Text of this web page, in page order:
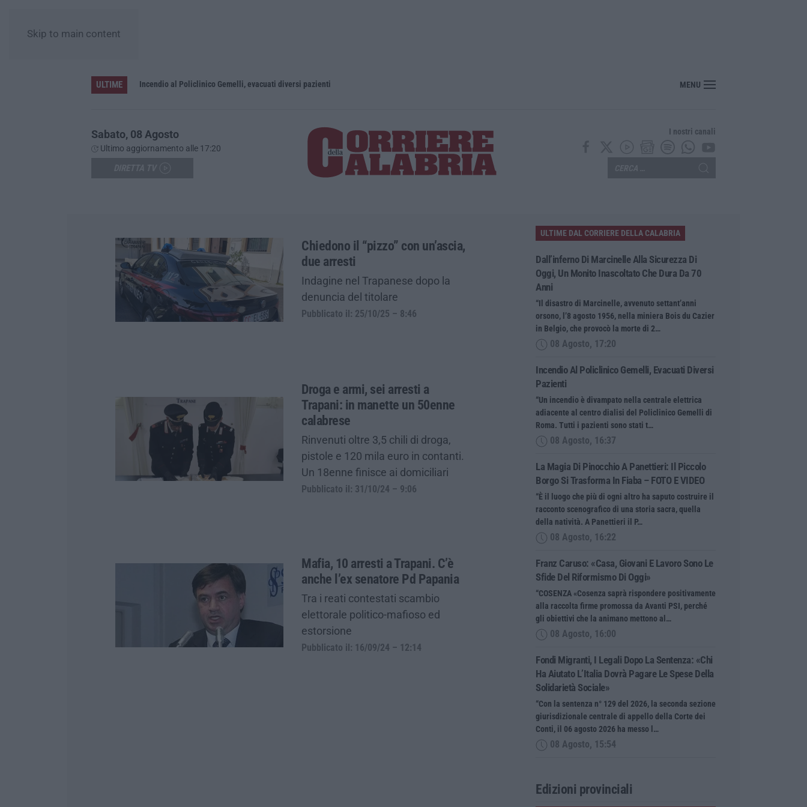
Skip to main content
ULTIME Incendio al Policlinico Gemelli, evacuati diversi pazienti La magia di Pinocchio a Panettieri: il piccolo borgo si trasforma in fiaba – FOTO E VIDEO
MENU
Sabato, 08 Agosto
Ultimo aggiornamento alle 17:20
I nostri canali
Chiedono il “pizzo” con un’ascia,
due arresti
Indagine nel Trapanese dopo la
denuncia del titolare
Pubblicato il: 25/10/25 – 8:46
Droga e armi, sei arresti a
Trapani: in manette un 50enne
calabrese
Rinvenuti oltre 3,5 chili di droga,
pistole e 120 mila euro in contanti.
Un 18enne finisce ai domiciliari
Pubblicato il: 31/10/24 – 9:06
Mafia, 10 arresti a Trapani. C’è
anche l’ex senatore Pd Papania
Tra i reati contestati scambio
elettorale politico-mafioso ed
estorsione
Pubblicato il: 16/09/24 – 12:14
ULTIME DAL CORRIERE DELLA CALABRIA
Dall’inferno Di Marcinelle Alla Sicurezza Di
Oggi, Un Monito Inascoltato Che Dura Da 70
Anni
“Il disastro di Marcinelle, avvenuto settant’anni
orsono, l’8 agosto 1956, nella miniera Bois du Cazier
in Belgio, che provocò la morte di 2…
08 Agosto, 17:20
Incendio Al Policlinico Gemelli, Evacuati Diversi
Pazienti
“Un incendio è divampato nella centrale elettrica
adiacente al centro dialisi del Policlinico Gemelli di
Roma. Tutti i pazienti sono stati t…
08 Agosto, 16:37
La Magia Di Pinocchio A Panettieri: Il Piccolo
Borgo Si Trasforma In Fiaba – FOTO E VIDEO
“È il luogo che più di ogni altro ha saputo costruire il
racconto scenografico di una storia sacra, quella
della natività. A Panettieri il P…
08 Agosto, 16:22
Franz Caruso: «Casa, Giovani E Lavoro Sono Le
Sfide Del Riformismo Di Oggi»
“COSENZA «Cosenza saprà rispondere positivamente
alla raccolta firme promossa da Avanti PSI, perché
gli obiettivi che la animano mettono al…
08 Agosto, 16:00
Fondi Migranti, I Legali Dopo La Sentenza: «Chi
Ha Aiutato L’Italia Dovrà Pagare Le Spese Della
Solidarietà Sociale»
“Con la sentenza n° 129 del 2026, la seconda sezione
giurisdizionale centrale di appello della Corte dei
Conti, il 06 agosto 2026 ha messo l…
08 Agosto, 15:54
Edizioni provinciali